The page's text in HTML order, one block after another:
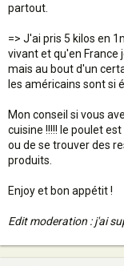
partout.
=> J'ai pris 5 kilos en
vivant et qu'en France
mais au bout d'un
les américains sont si
Mon conseil si vous
cuisine !!!!! le poulet
ou de se trouver des
produits.
Enjoy et bon appétit !
Edit moderation : j'ai